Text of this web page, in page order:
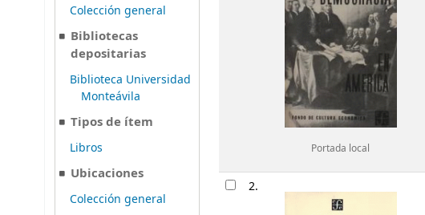
Colección general
Bibliotecas
depositarias
Biblioteca Universidad
Monteávila
Tipos de ítem
Libros
Ubicaciones
Colección general
Portada local
2.